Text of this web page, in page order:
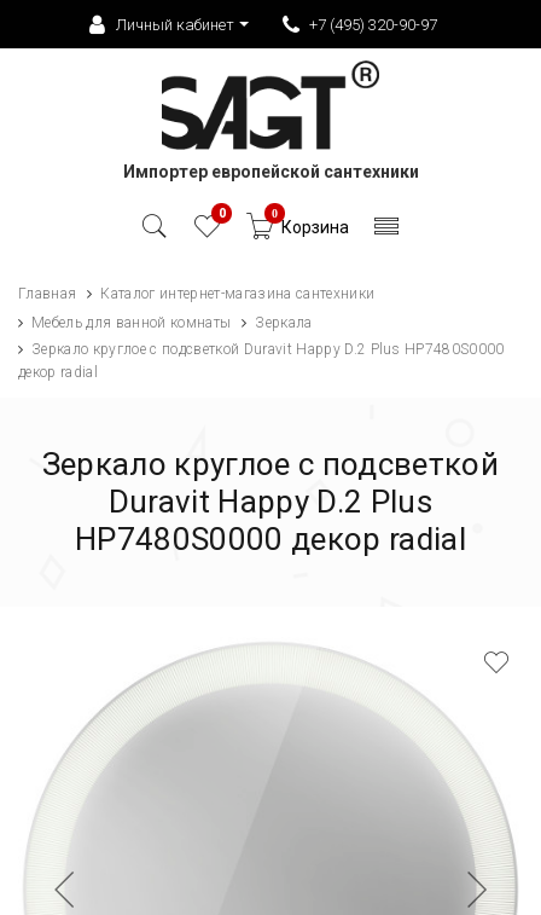
Личный кабинет +7 (495) 320-90-97
Импортер европейской сантехники
0 0
Корзина
Главная
Каталог интернет-магазина сантехники
Мебель для ванной комнаты
Зеркала
Зеркало круглое с подсветкой Duravit Happy D.2 Plus HP7480S0000
декор radial
Зеркало круглое с подсветкой
Duravit Happy D.2 Plus
HP7480S0000 декор radial